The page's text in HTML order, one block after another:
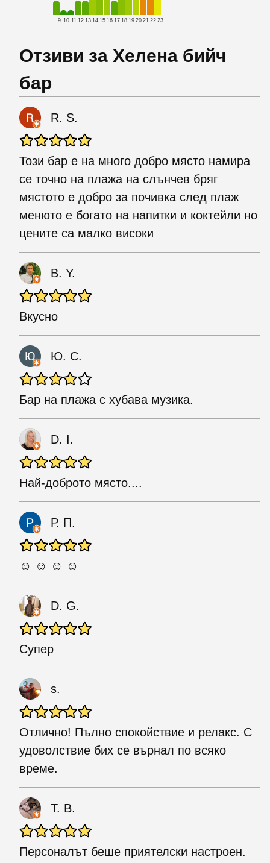
9 10 11 12 13 14 15 16 17 18 19 20 21 22 23
Отзиви за Хелена бийч
бар
R. S.
Този бар е на много добро място намира
се точно на плажа на слънчев бряг
мястото е добро за почивка след плаж
менюто е богато на напитки и коктейли но
цените са малко високи
B. Y.
Вкусно
Ю. С.
Бар на плажа с хубава музика.
D. I.
Най-доброто място....
Р. П.
☺ ☺ ☺ ☺
D. G.
Супер
s.
Отлично! Пълно спокойствие и релакс. С
удоволствие бих се върнал по всяко
време.
T. B.
Персоналът беше приятелски настроен.